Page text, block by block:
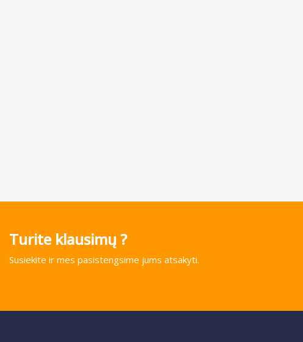
Turite klausimų ?
Susiekite ir mes pasistengsime jums atsakyti.